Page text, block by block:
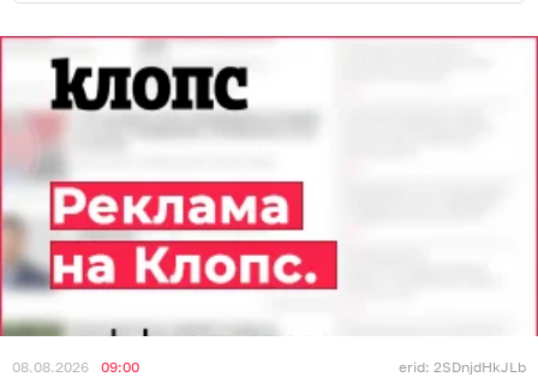
08.08.2026 09:00 erid: 2SDnjdHkJLb